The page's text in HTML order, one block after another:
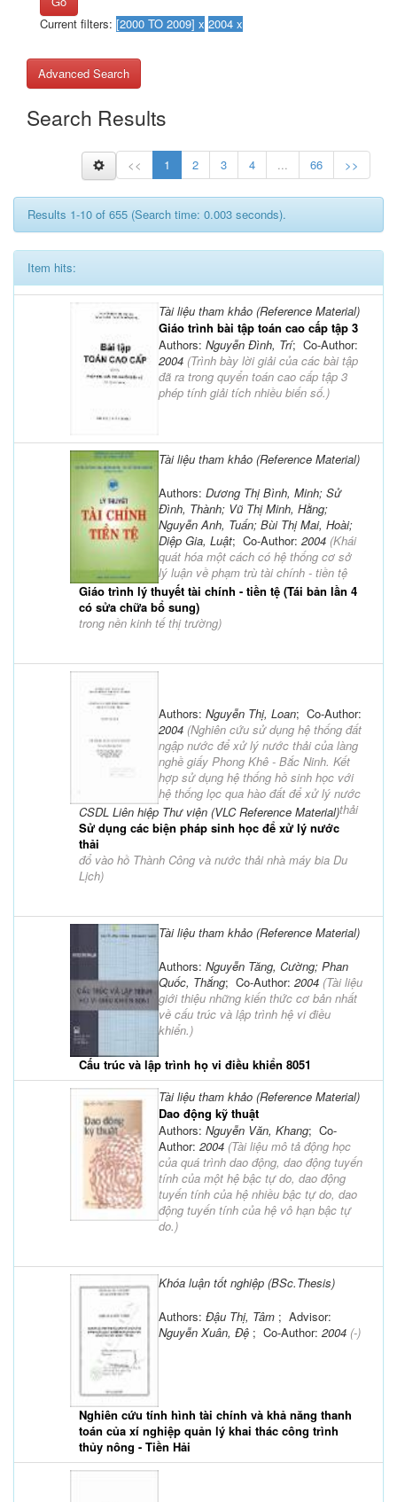
Current filters:
Advanced Search
Search Results
<< 1 2 3 4 ... 66 >>
Results 1-10 of 655 (Search time: 0.003 seconds).
Item hits:
Tài liệu tham khảo (Reference Material)
Giáo trình bài tập toán cao cấp tập 3
Authors: Nguyễn Đình, Trí; Co-Author:
2004 (Trình bày lời giải của các bài tập
đã ra trong quyển toán cao cấp tập 3
phép tính giải tích nhiều biến số.)
Tài liệu tham khảo (Reference Material)
Giáo trình lý thuyết tài chính - tiền tệ (Tái bản lần 4
có sửa chữa bổ sung)
Authors: Dương Thị Bình, Minh; Sử
Đình, Thành; Vũ Thị Minh, Hằng;
Nguyễn Anh, Tuấn; Bùi Thị Mai, Hoài;
Diệp Gia, Luật; Co-Author: 2004 (Khái
quát hóa một cách có hệ thống cơ sở
lý luận về phạm trù tài chính - tiền tệ
trong nền kinh tế thị trường)
CSDL Liên hiệp Thư viện (VLC Reference Material)
Sử dụng các biện pháp sinh học để xử lý nước
thải
Authors: Nguyễn Thị, Loan; Co-Author:
2004 (Nghiên cứu sử dụng hệ thống đất
ngập nước để xử lý nước thải của làng
nghề giấy Phong Khê - Bắc Ninh. Kết
hợp sử dụng hệ thống hồ sinh học với
hệ thống lọc qua hào đất để xử lý nước
thải
đổ vào hồ Thành Công và nước thải nhà máy bia Du
Lịch)
Tài liệu tham khảo (Reference Material)
Cấu trúc và lập trình họ vi điều khiển 8051
Authors: Nguyễn Tăng, Cường; Phan
Quốc, Thắng; Co-Author: 2004 (Tài liệu
giới thiệu những kiến thức cơ bản nhất
về cấu trúc và lập trình hệ vi điều
khiển.)
Tài liệu tham khảo (Reference Material)
Dao động kỹ thuật
Authors: Nguyễn Văn, Khang; Co-
Author: 2004 (Tài liệu mô tả động học
của quá trình dao động, dao động tuyến
tính của một hệ bậc tự do, dao động
tuyến tính của hệ nhiều bậc tự do, dao
động tuyến tính của hệ vô hạn bậc tự
do.)
Khóa luận tốt nghiệp (BSc.Thesis)
Nghiên cứu tính hình tài chính và khả năng thanh
toán của xí nghiệp quản lý khai thác công trình
thủy nông - Tiền Hải
Authors: Đậu Thị, Tâm ; Advisor:
Nguyễn Xuân, Đệ ; Co-Author: 2004 (-)